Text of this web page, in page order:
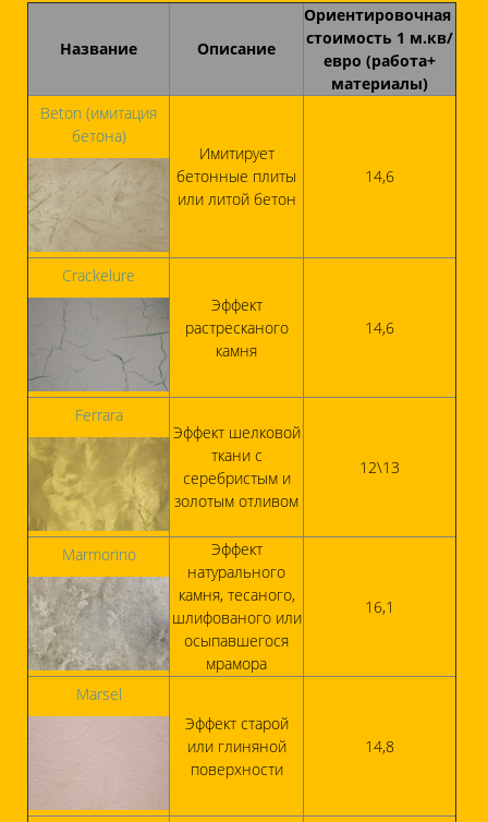
Название Описание
Ориентировочная
стоимость 1 м.кв/
евро (работа+
материалы)
Beton (имитация
бетона)
Имитирует
бетонные плиты
или литой бетон
14,6
Crackelure
Эффект
растресканого
камня
14,6
Ferrara
Эффект шелковой
ткани с
серебристым и
золотым отливом
12\13
Marmorino
Эффект
натурального
камня, тесаного,
шлифованого или
осыпавшегося
мрамора
16,1
Marsel
Эффект старой
или глиняной
поверхности
14,8